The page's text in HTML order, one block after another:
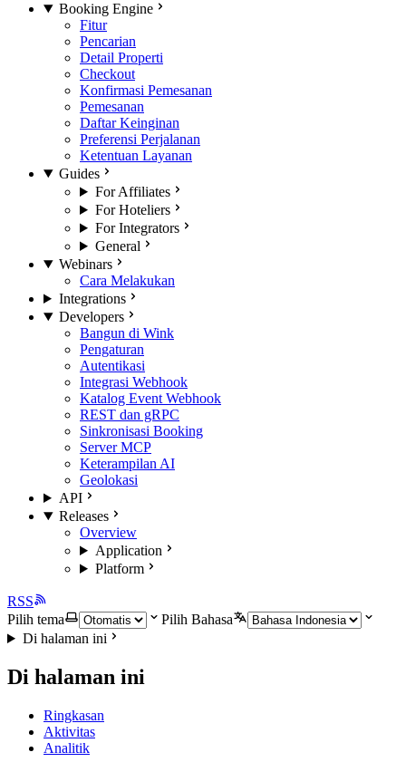
Booking Engine
Fitur
Pencarian
Detail Properti
Checkout
Konfirmasi Pemesanan
Pemesanan
Daftar Keinginan
Preferensi Perjalanan
Ketentuan Layanan
Guides
For Affiliates
For Hoteliers
For Integrators
General
Webinars
Cara Melakukan
Integrations
Developers
Bangun di Wink
Pengaturan
Autentikasi
Integrasi Webhook
Katalog Event Webhook
REST dan gRPC
Sinkronisasi Booking
Server MCP
Keterampilan AI
Geolokasi
API
Releases
Overview
Application
Platform
RSS
Pilih tema
Pilih Bahasa
Di halaman ini
Di halaman ini
Ringkasan
Aktivitas
Analitik